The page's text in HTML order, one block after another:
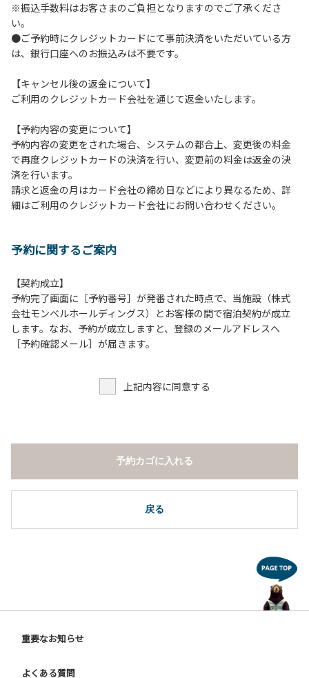
１１．当ベースキャンプ内（駐車場を含む）での事故や盗難
などにつきましては、一切の責任を負いかねます。
１２．車中で宿泊される場合は、必ずエンジンを停止してく
ださい。
１４．21時～翌朝６時の間キャンプ場内での車輌の移動はご
遠慮ください。
【当ベースキャンプでの禁止事項】
１．花火（手持ちや打ち上げなど全て）。
２．地面への直火による焚き火、BBQ、キャンプファイヤ
ー。
３．ボールなどを使った野球、キャッチボール・サッカーな
周辺の広場で行ってください。
となりますので、絶対に行わないでください。
４．大きな音で音楽や楽器などを鳴らす行為 但し貸切イベン
トは除く。
５．発電機の使用 但し貸切イベントは除く。
６．申込みされたサイト以外のサイトの利用や共用部（シャ
デイキャンプ 但し盲導犬、介助犬は除く。
１０．その他 周りに迷惑となるような行為（夜間の大声での
談笑等）や他人に嫌悪感を与えるような行為。
【ウォールテンテッド利用に際しての注意事項ならびに禁止
４．ご訪問客とウォールテンテッド内での面会はご遠慮願い
５．薪ストーブを使用される際は、ご利用手引きをご確認い
ただき、適切にご利用ください。
ご利用ください。
【ドギーキャンプサイトご利用に際してのご案内ならびに注
※振込手数料はお客さまのご負担となりますのでご了承くださ
い。
●ご予約時にクレジットカードにて事前決済をいただいている方
は、銀行口座へのお振込みは不要です。
【キャンセル後の返金について】
ご利用のクレジットカード会社を通じて返金いたします。
【予約内容の変更について】
予約内容の変更をされた場合、システムの都合上、変更後の料金
で再度クレジットカードの決済を行い、変更前の料金は返金の決
済を行います。
請求と返金の月はカード会社の締め日などにより異なるため、詳
細はご利用のクレジットカード会社にお問い合わせください。
予約に関するご案内
【契約成立】
予約完了画面に［予約番号］が発番された時点で、当施設（株式
会社モンベルホールディングス）とお客様の間で宿泊契約が成立
します。なお、予約が成立しますと、登録のメールアドレスへ
［予約確認メール］が届きます。
上記内容に同意する
戻る
予約カゴに入れる
重要なお知らせ
よくある質問